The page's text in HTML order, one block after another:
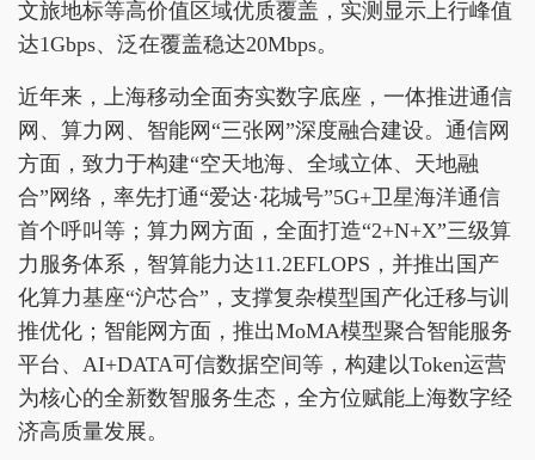
文旅地标等高价值区域优质覆盖，实测显示上行峰值
达1Gbps、泛在覆盖稳达20Mbps。
近年来，上海移动全面夯实数字底座，一体推进通信
网、算力网、智能网“三张网”深度融合建设。通信网
方面，致力于构建“空天地海、全域立体、天地融
合”网络，率先打通“爱达·花城号”5G+卫星海洋通信
首个呼叫等；算力网方面，全面打造“2+N+X”三级算
力服务体系，智算能力达11.2EFLOPS，并推出国产
化算力基座“沪芯合”，支撑复杂模型国产化迁移与训
推优化；智能网方面，推出MoMA模型聚合智能服务
平台、AI+DATA可信数据空间等，构建以Token运营
为核心的全新数智服务生态，全方位赋能上海数字经
济高质量发展。